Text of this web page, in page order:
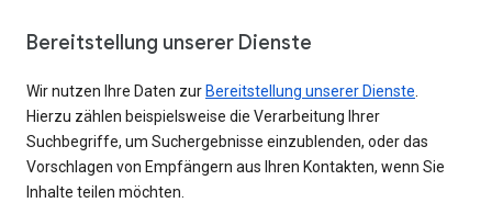
Bereitstellung unserer Dienste
Wir nutzen Ihre Daten zur Bereitstellung unserer Dienste
Hierzu zählen beispielsweise die Verarbeitung Ihrer
Suchbegriffe, um Suchergebnisse einzublenden, oder das
Vorschlagen von Empfängern aus Ihren Kontakten, wenn Sie
Inhalte teilen möchten.